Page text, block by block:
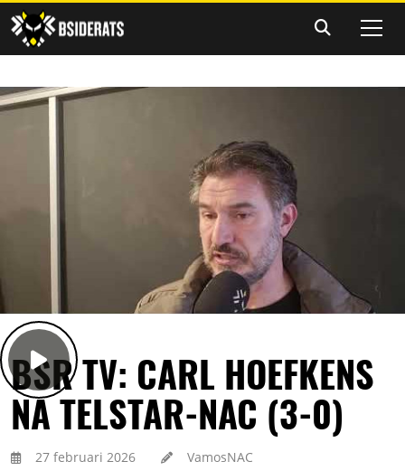
BSR TV: CARL HOEFKENS
NA TELSTAR-NAC (3-0)
27 februari 2026 VamosNAC